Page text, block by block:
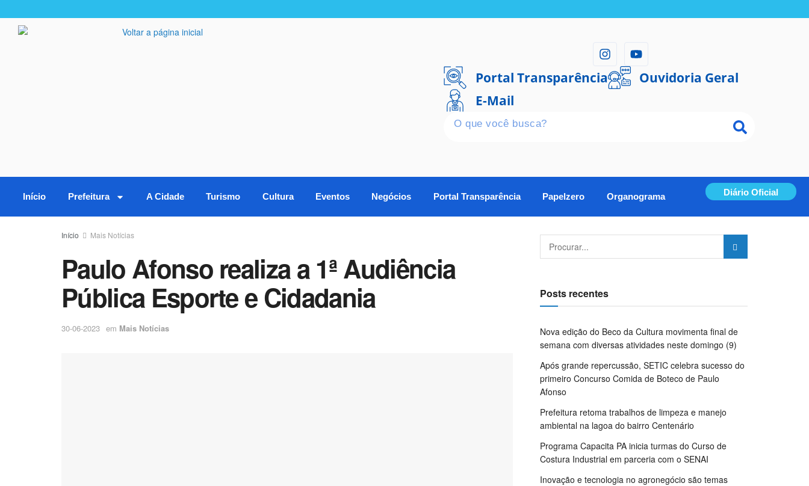
Portal Transparência
Ouvidoria Geral
E-Mail
Início Prefeitura A Cidade Turismo Cultura Eventos Negócios Portal Transparência Papelzero Organograma Diário Oficial
Início Mais Notícias
Paulo Afonso realiza a 1ª Audiência
Pública Esporte e Cidadania
30-06-2023 em Mais Notícias
Posts recentes
Nova edição do Beco da Cultura movimenta final de
semana com diversas atividades neste domingo (9)
Após grande repercussão, SETIC celebra sucesso do
primeiro Concurso Comida de Boteco de Paulo
Afonso
Prefeitura retoma trabalhos de limpeza e manejo
ambiental na lagoa do bairro Centenário
Programa Capacita PA inicia turmas do Curso de
Costura Industrial em parceria com o SENAI
Inovação e tecnologia no agronegócio são temas